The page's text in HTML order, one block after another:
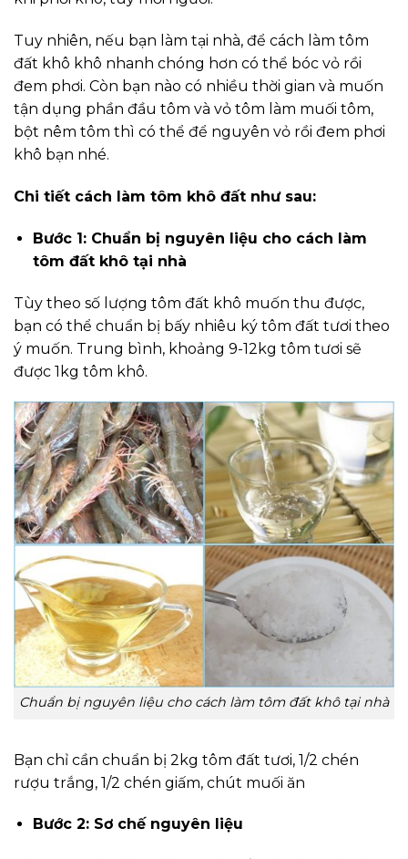
Tuy nhiên, nếu bạn làm tại nhà, để cách làm tôm
đất khô khô nhanh chóng hơn có thể bóc vỏ rồi
đem phơi. Còn bạn nào có nhiều thời gian và muốn
tận dụng phần đầu tôm và vỏ tôm làm muối tôm,
bột nêm tôm thì có thể để nguyên vỏ rồi đem phơi
khô bạn nhé.
Chi tiết cách làm tôm khô đất như sau:
Bước 1: Chuẩn bị nguyên liệu cho cách làm
tôm đất khô tại nhà
Tùy theo số lượng tôm đất khô muốn thu được,
bạn có thể chuẩn bị bấy nhiêu ký tôm đất tươi theo
ý muốn. Trung bình, khoảng 9-12kg tôm tươi sẽ
được 1kg tôm khô.
Chuẩn bị nguyên liệu cho cách làm tôm đất khô tại nhà
Bạn chỉ cần chuẩn bị 2kg tôm đất tươi, 1/2 chén
rượu trắng, 1/2 chén giấm, chút muối ăn
Bước 2: Sơ chế nguyên liệu